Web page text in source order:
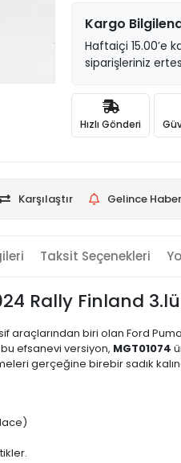
Kargo
Haftaiçi 15.00’e
siparişleriniz
Hızlı Gönderi
Karşılaştır Gelince
Taksit Seçenekleri
Rally Finland
biri olan Ford
efsanevi versiyon, MGT01074
gerçeğine birebir sadık